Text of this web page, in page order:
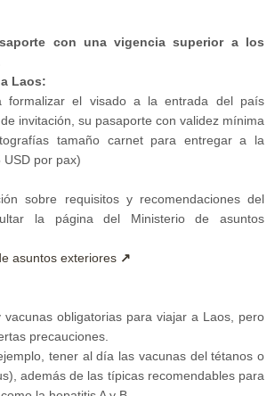
con una vigencia superior a los
Laos:
formalizar el visado a la entrada del país
invitación, su pasaporte con validez mínima
tamaño carnet para entregar a la
por pax)
sobre requisitos y recomendaciones del
la página del Ministerio de asuntos
asuntos exteriores
vacunas obligatorias para viajar a Laos, pero
precauciones.
tener al día las vacunas del tétanos o
además de las típicas recomendables para